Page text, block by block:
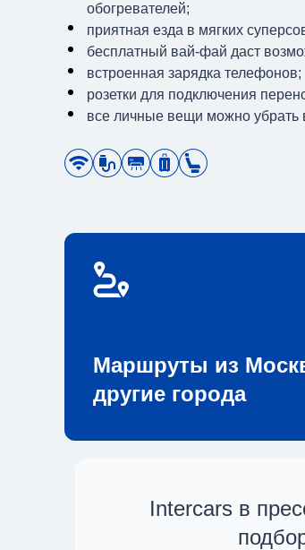
обогревателей;
приятная езда в мягких
бесплатный вай-фай даст
встроенная зарядка телефонов;
розетки для подключения
все личные вещи можно убрать
Маршруты из
другие города
Intercars в